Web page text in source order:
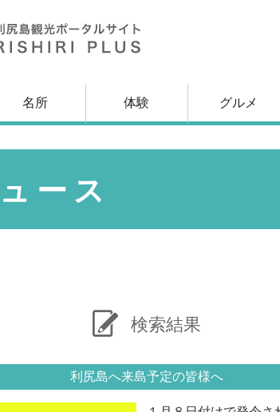
名所 体験 グルメ
ース
検索結果
利尻島へ来島予定の皆様へ